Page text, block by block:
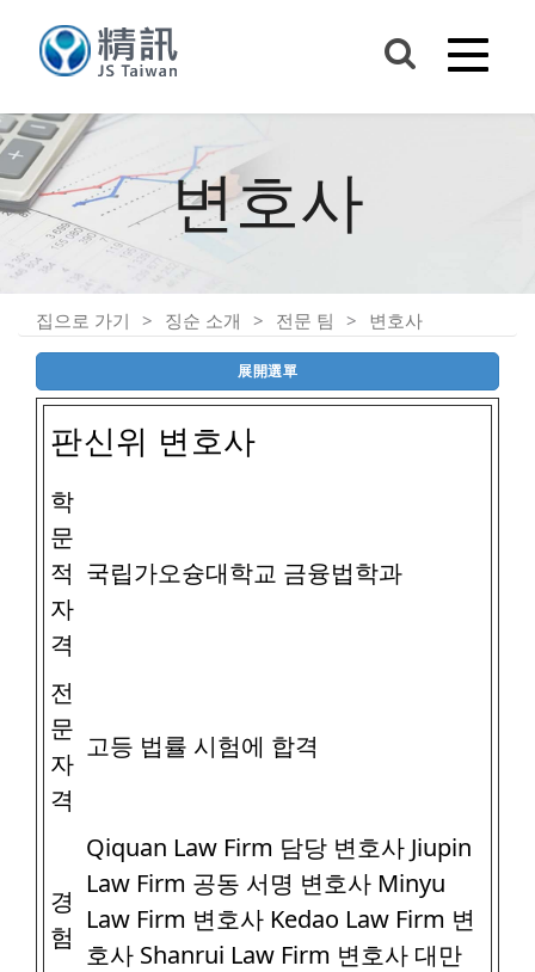
변호사
집으로 가기 징순 소개 전문 팀 변호사
展開選單
판신위 변호사
학
문
적
자
격
국립가오슝대학교 금융법학과
전
문
자
격
고등 법률 시험에 합격
경
험
Qiquan Law Firm 담당 변호사 Jiupin
Law Firm 공동 서명 변호사 Minyu
Law Firm 변호사 Kedao Law Firm 변
호사 Shanrui Law Firm 변호사 대만